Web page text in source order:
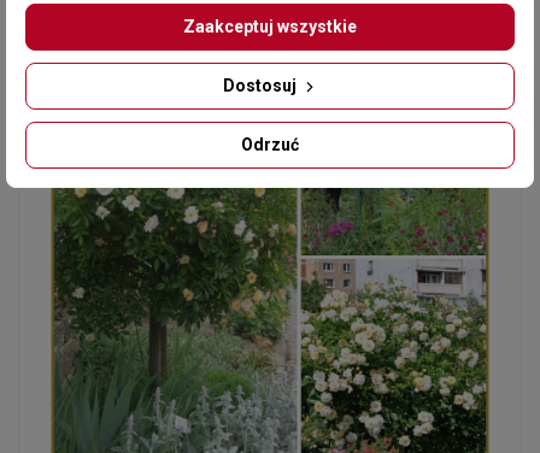
Odrzuć
Dostosuj
Zaakceptuj wszystkie